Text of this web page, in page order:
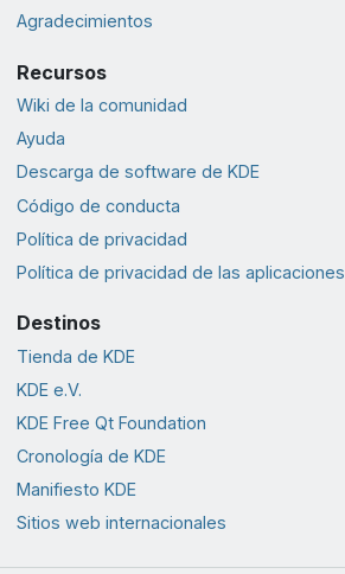
Agradecimientos
Recursos
Wiki de la comunidad
Ayuda
Descarga de software de KDE
Código de conducta
Política de privacidad
Política de privacidad de las aplicaciones
Destinos
Tienda de KDE
KDE e.V.
KDE Free Qt Foundation
Cronología de KDE
Manifiesto KDE
Sitios web internacionales